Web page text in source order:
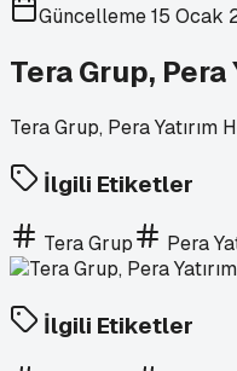
Güncelleme15 Ocak
Tera Grup,
Tera Grup, Pera
İlgili Etiketler
Tera Grup Pera
İlgili Etiketler